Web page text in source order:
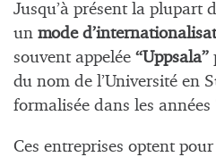
Jusqu’à présent la plupart
un mode
souvent appelée “Uppsala”
du nom de l’Université en
formalisée dans les années
Ces entreprises optent